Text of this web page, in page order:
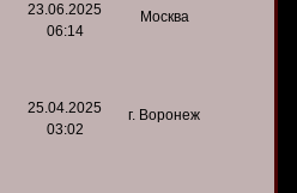
23.06.2025
06:14
Москва
25.04.2025
03:02
г. Воронеж